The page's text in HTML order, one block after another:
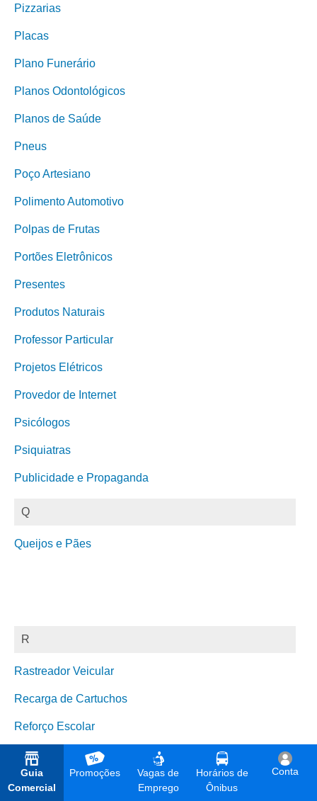
Guia
Comercial
Promoções
Vagas de
Emprego
Horários de
Ônibus
Conta
Pizzarias
Placas
Plano Funerário
Planos Odontológicos
Planos de Saúde
Pneus
Poço Artesiano
Polimento Automotivo
Polpas de Frutas
Portões Eletrônicos
Presentes
Produtos Naturais
Professor Particular
Projetos Elétricos
Provedor de Internet
Psicólogos
Psiquiatras
Publicidade e Propaganda
Q
Queijos e Pães
R
Rastreador Veicular
Recarga de Cartuchos
Reforço Escolar
Reforma de Estofados
Refrigeração